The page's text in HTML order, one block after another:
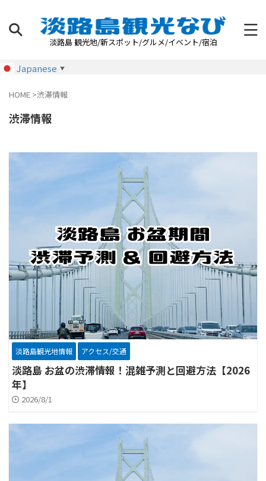
淡路島 観光地/新スポット/グルメ/イベント/宿泊
Japanese ▼
HOME >渋滞情報
渋滞情報
淡路島観光地情報 アクセス/交通
淡路島 お盆の渋滞情報！混雑予測と回避方法【2026
年】
2026/8/1